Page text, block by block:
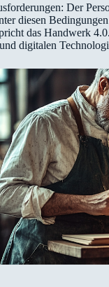
Der
diesen
das Handwerk
digitalen